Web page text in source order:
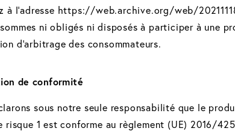
à l'adresse https://web.archive.org/web/
ni obligés ni disposés à participer à une
d'arbitrage des consommateurs.
de conformité
sous notre seule responsabilité que le
risque 1 est conforme au règlement (UE) 2016/